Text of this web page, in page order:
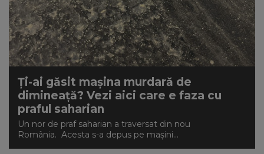
Ți-ai găsit mașina murdară de
dimineață? Vezi aici care e faza cu
praful saharian
Un nor de praf saharian a traversat din nou
România. Acesta s-a depus pe mașini...